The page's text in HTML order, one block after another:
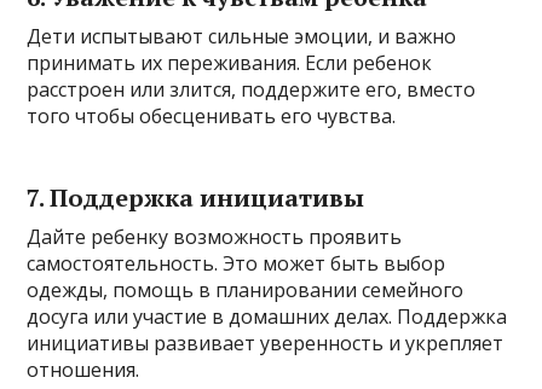
Дети испытывают сильные эмоции, и важно
принимать их переживания. Если ребенок
расстроен или злится, поддержите его, вместо
того чтобы обесценивать его чувства.
7.Поддержка инициативы
Дайте ребенку возможность проявить
самостоятельность. Это может быть выбор
одежды, помощь в планировании семейного
досуга или участие в домашних делах. Поддержка
инициативы развивает уверенность и укрепляет
отношения.